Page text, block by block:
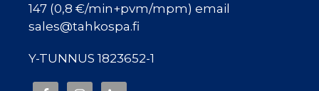
147 (0,8 €/min+pvm/mpm) email
sales@tahkospa.fi
Y-TUNNUS 1823652-1